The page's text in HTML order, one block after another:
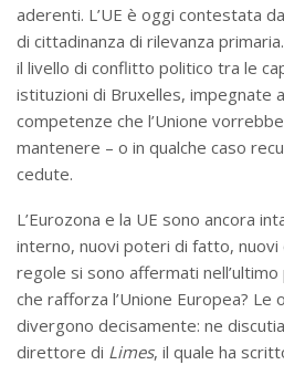
aderenti. L’UE è oggi contestata
di cittadinanza di rilevanza
il livello di conflitto politico tra le
istituzioni di Bruxelles, impegnate
competenze che l’Unione
mantenere – o in qualche caso
cedute.
L’Eurozona e la UE sono ancora
interno, nuovi poteri di fatto, nuovi
regole si sono affermati nell’ultimo
che rafforza l’Unione Europea? Le
divergono decisamente: ne
direttore di Limes, il quale ha